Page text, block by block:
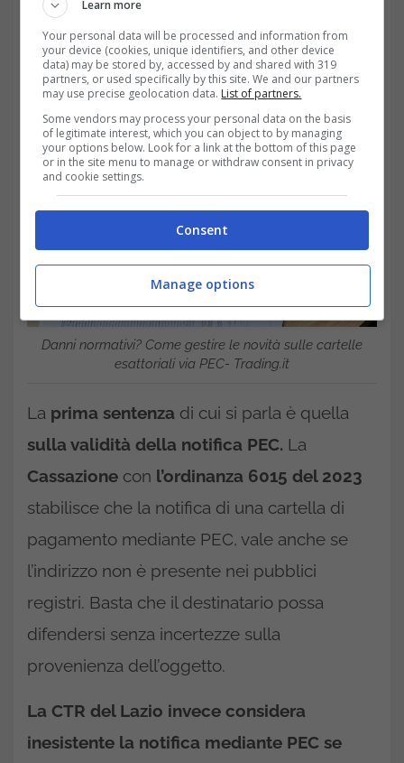
Danni normativi? Come gestire le novità sulle cartelle
esattoriali via PEC- Trading.it
La prima sentenza di cui si parla è quella
sulla validità della notifica PEC. La
Cassazione con l’ordinanza 6015 del 2023
stabilisce che la notifica di una cartella di
pagamento mediante PEC, vale anche se
l’indirizzo non è presente nei pubblici
registri. Basta che il destinatario possa
difendersi senza incertezze sulla
provenienza dell’oggetto.
La CTR del Lazio invece considera
inesistente la notifica mediante PEC se
Learn more
Your personal data will be processed and information from
your device (cookies, unique identifiers, and other device
data) may be stored by, accessed by and shared with 319
partners, or used specifically by this site. We and our partners
may use precise geolocation data. List of partners.
Some vendors may process your personal data on the basis
of legitimate interest, which you can object to by managing
your options below. Look for a link at the bottom of this page
or in the site menu to manage or withdraw consent in privacy
and cookie settings.
Consent
Manage options